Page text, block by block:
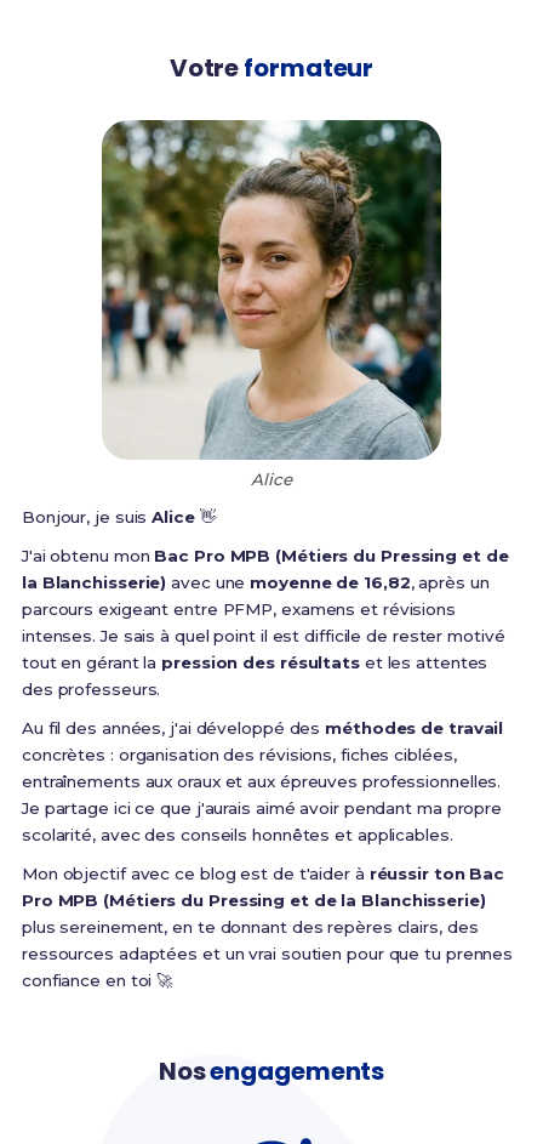
Votreformateur
Alice
Bonjour, je suisAlice👋
J'ai obtenu mon Bac Pro MPB (Métiers du Pressing et de
la Blanchisserie) avec une moyenne de 16,82, après un
parcours exigeant entre PFMP, examens et révisions
intenses. Je sais à quel point il est difficile de rester motivé
tout en gérant la pression des résultatset les attentes
des professeurs.
Au fil des années, j'ai développé des méthodes de travail
concrètes : organisation des révisions, fiches ciblées,
entraînements aux oraux et aux épreuves professionnelles.
Je partage ici ce que j'aurais aimé avoir pendant ma propre
scolarité, avec des conseils honnêtes et applicables.
Mon objectif avec ce blog est de t'aider à réussir ton Bac
Pro MPB (Métiers du Pressing et de la Blanchisserie)
plus sereinement, en te donnant des repères clairs, des
ressources adaptées et un vrai soutien pour que tu prennes
confiance en toi 🚀
Nosengagements